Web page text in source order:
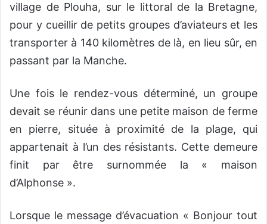
village de Plouha, sur le littoral de la Bretagne,
pour y cueillir de petits groupes d’aviateurs et les
transporter à 140 kilomètres de là, en lieu sûr, en
passant par la Manche.
Une fois le rendez-vous déterminé, un groupe
devait se réunir dans une petite maison de ferme
en pierre, située à proximité de la plage, qui
appartenait à l’un des résistants. Cette demeure
finit par être surnommée la « maison
d’Alphonse ».
Lorsque le message d’évacuation « Bonjour tout